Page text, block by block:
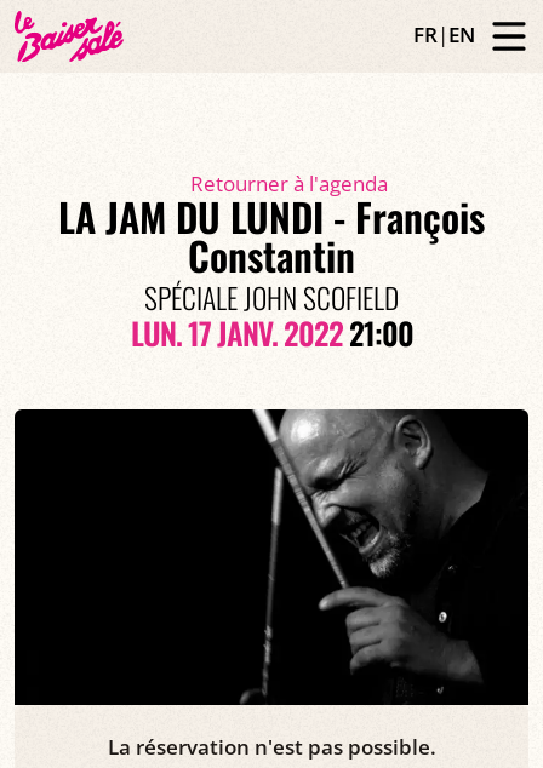
FR|EN
Retourner à l'agenda
LA JAM DU LUNDI - François
Constantin
SPÉCIALE JOHN SCOFIELD
LUN. 17 JANV. 202221:00
La réservation n'est pas possible.